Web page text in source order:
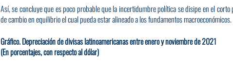
Así, se concluye que es poco probable que la incertidumbre política se disipe en el
de cambio en equilibrio el cual pueda estar alineado a los fundamentos macroeconómicos.
Gráfico. Depreciación de divisas latinoamericanas entre enero y noviembre de 2021
(En porcentajes, con respecto al dólar)